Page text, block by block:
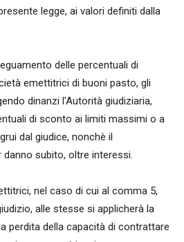
legge, ai valori definiti dalla
delle percentuali di
emettitrici di buoni pasto, gli
dinanzi l'Autorità giudiziaria,
di sconto ai limiti massimi o a
dal giudice, nonchè il
subito, oltre interessi.
nel caso di cui al comma 5,
alle stesse si applicherà la
perdita della capacità di contrattare